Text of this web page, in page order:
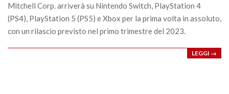
Mitchell Corp. arriverà su Nintendo Switch, PlayStation 4
(PS4), PlayStation 5 (PS5) e Xbox per la prima volta in assoluto,
con un rilascio previsto nel primo trimestre del 2023.
LEGGI →